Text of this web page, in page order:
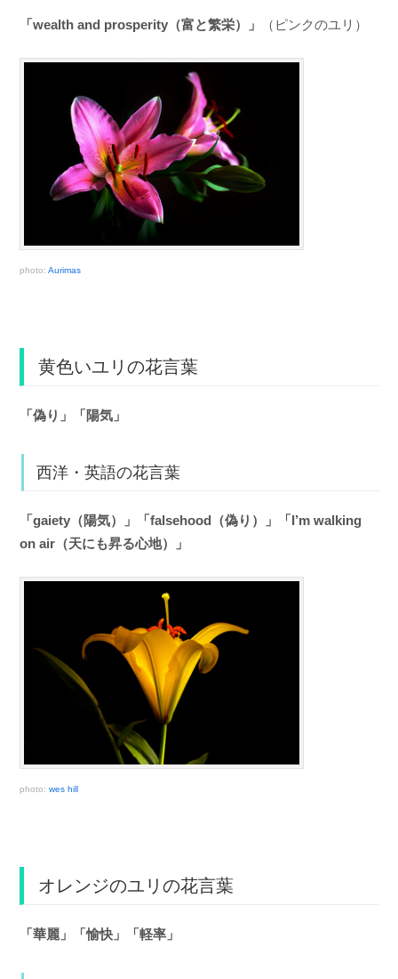
「wealth and prosperity（富と繁栄）」 （ピンクのユリ）
photo: Aurimas
黄色いユリの花言葉
「偽り」「陽気」
西洋・英語の花言葉
「gaiety（陽気）」「falsehood（偽り）」「I’m walking
on air（天にも昇る心地）」
photo: wes hill
オレンジのユリの花言葉
「華麗」「愉快」「軽率」